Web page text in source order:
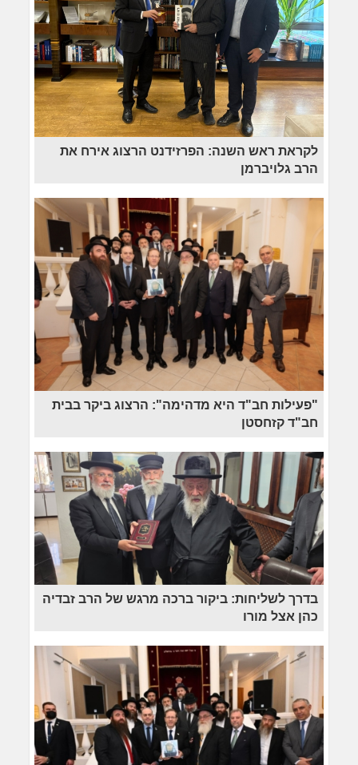
לקראת ראש השנה: הפרזידנט הרצוג אירח את
הרב גלויברמן
"פעילות חב"ד היא מדהימה": הרצוג ביקר בבית
חב"ד קזחסטן
בדרך לשליחות: ביקור ברכה מרגש של הרב זבדיה
כהן אצל מורו